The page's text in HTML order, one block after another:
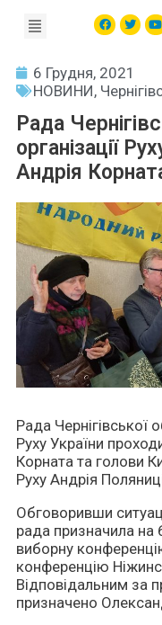
6 Грудня, 2021
НОВИНИ,
Рада
організації
Андрія
Рада Чернігівської
Руху України
Корната та голови
Руху Андрія
Обговоривши
рада призначила на
виборну
конференцію
Відповідальним за
призначено